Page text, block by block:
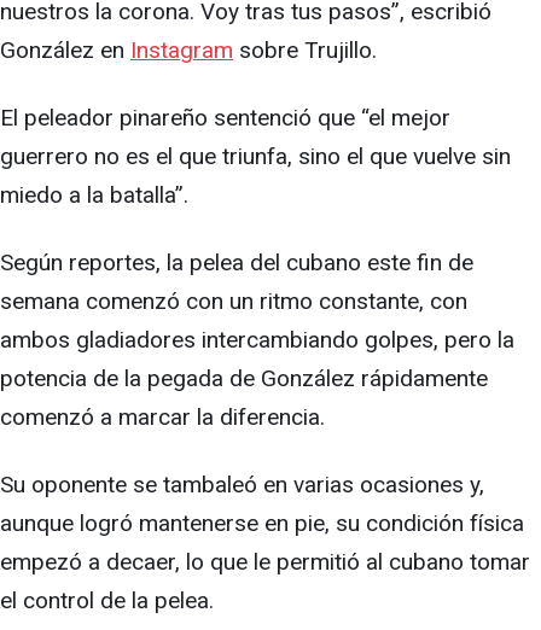
nuestros la corona. Voy tras tus pasos”, escribió
González en Instagram sobre Trujillo.
El peleador pinareño sentenció que “el mejor
guerrero no es el que triunfa, sino el que vuelve sin
miedo a la batalla”.
Según reportes, la pelea del cubano este fin de
semana comenzó con un ritmo constante, con
ambos gladiadores intercambiando golpes, pero la
potencia de la pegada de González rápidamente
comenzó a marcar la diferencia.
Su oponente se tambaleó en varias ocasiones y,
aunque logró mantenerse en pie, su condición física
empezó a decaer, lo que le permitió al cubano tomar
el control de la pelea.